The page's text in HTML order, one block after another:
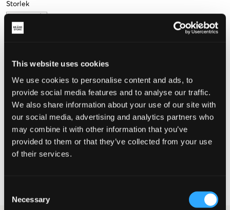
This website uses cookies
We use cookies to personalise content and ads, to
provide social media features and to analyse our traffic.
We also share information about your use of our site with
our social media, advertising and analytics partners who
may combine it with other information that you’ve
provided to them or that they’ve collected from your use
of their services.
Selection
Necessary
Storlek
One size
Liten Perfekt
VÄLJ STORLEK